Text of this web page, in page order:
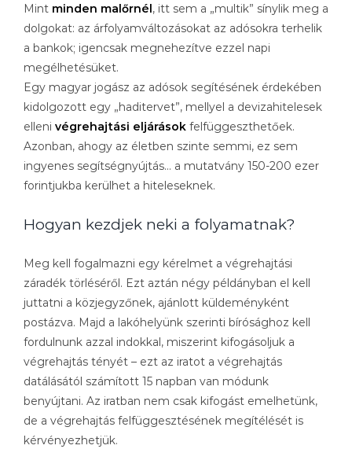
Mint minden malőrnél, itt sem a „multik” sínylik meg a
dolgokat: az árfolyamváltozásokat az adósokra terhelik
a bankok; igencsak megnehezítve ezzel napi
megélhetésüket.
Egy magyar jogász az adósok segítésének érdekében
kidolgozott egy „haditervet”, mellyel a devizahitelesek
elleni végrehajtási eljárások felfüggeszthetőek.
Azonban, ahogy az életben szinte semmi, ez sem
ingyenes segítségnyújtás… a mutatvány 150-200 ezer
forintjukba kerülhet a hiteleseknek.
Hogyan kezdjek neki a folyamatnak?
Meg kell fogalmazni egy kérelmet a végrehajtási
záradék törléséről. Ezt aztán négy példányban el kell
juttatni a közjegyzőnek, ajánlott küldeményként
postázva. Majd a lakóhelyünk szerinti bírósághoz kell
fordulnunk azzal indokkal, miszerint kifogásoljuk a
végrehajtás tényét – ezt az iratot a végrehajtás
datálásától számított 15 napban van módunk
benyújtani. Az iratban nem csak kifogást emelhetünk,
de a végrehajtás felfüggesztésének megítélését is
kérvényezhetjük.